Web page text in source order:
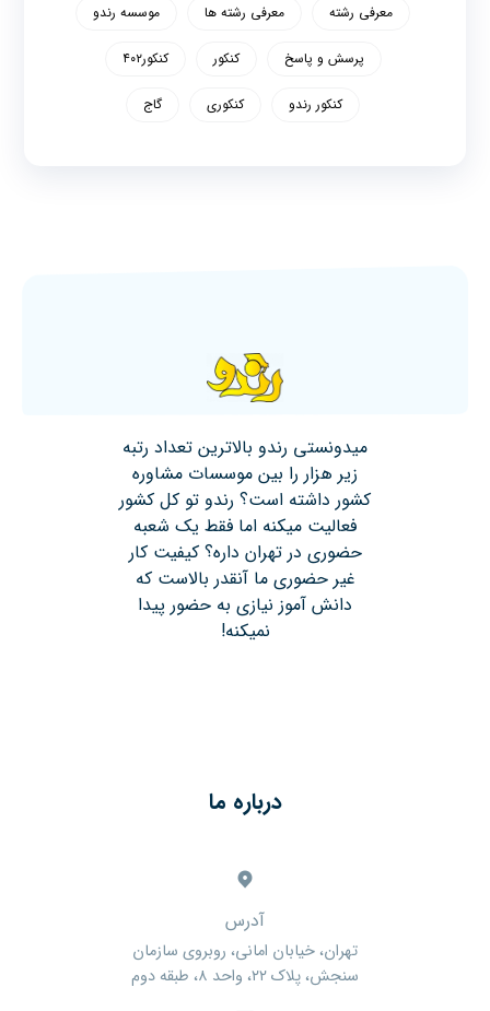
معرفی رشته معرفی رشته ها موسسه رندو
پرسش و پاسخ کنکور کنکور۴۰۲
کنکور رندو کنکوری گاج
میدونستی رندو بالاترین تعداد رتبه
زیر هزار را بین موسسات مشاوره
کشور داشته است؟ رندو تو کل کشور
فعالیت میکنه اما فقط یک شعبه
حضوری در تهران داره؟ کیفیت کار
غیر حضوری ما آنقدر بالاست که
دانش آموز نیازی به حضور پیدا
نمیکنه!
درباره ما
آدرس
تهران، خیابان امانی، روبروی سازمان
سنجش، پلاک ۲۲، واحد ۸، طبقه دوم